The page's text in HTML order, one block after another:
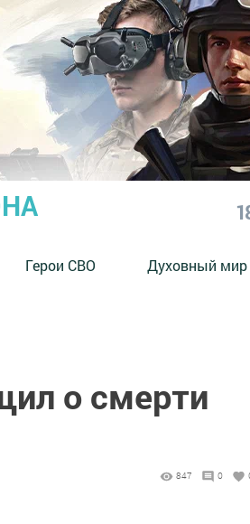
Герои СВО Духовный мир
о смерти
847 0